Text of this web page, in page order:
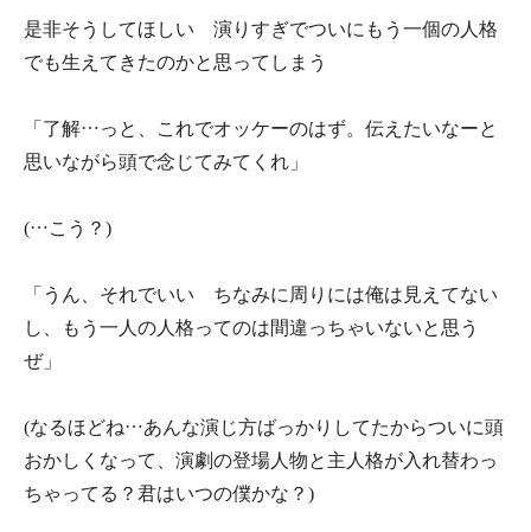
是非そうしてほしい 演りすぎでついにもう一個の人格
でも生えてきたのかと思ってしまう
「了解…っと、これでオッケーのはず。伝えたいなーと
思いながら頭で念じてみてくれ」
(…こう？)
「うん、それでいい ちなみに周りには俺は見えてない
し、もう一人の人格ってのは間違っちゃいないと思う
ぜ」
(なるほどね…あんな演じ方ばっかりしてたからついに頭
おかしくなって、演劇の登場人物と主人格が入れ替わっ
ちゃってる？君はいつの僕かな？)